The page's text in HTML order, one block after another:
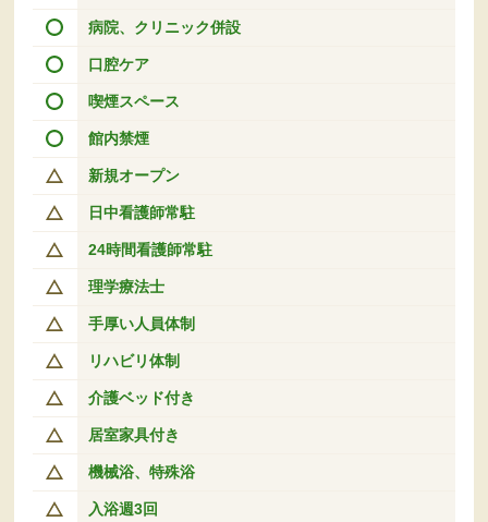
病院、クリニック併設
口腔ケア
喫煙スペース
館内禁煙
新規オープン
日中看護師常駐
24時間看護師常駐
理学療法士
手厚い人員体制
リハビリ体制
介護ベッド付き
居室家具付き
機械浴、特殊浴
入浴週3回